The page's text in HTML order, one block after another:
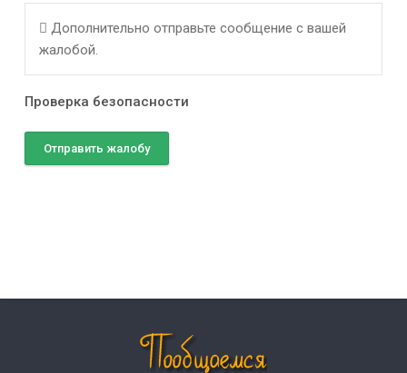
Дополнительно отправьте сообщение с вашей
жалобой.
Проверка безопасности
Отправить жалобу